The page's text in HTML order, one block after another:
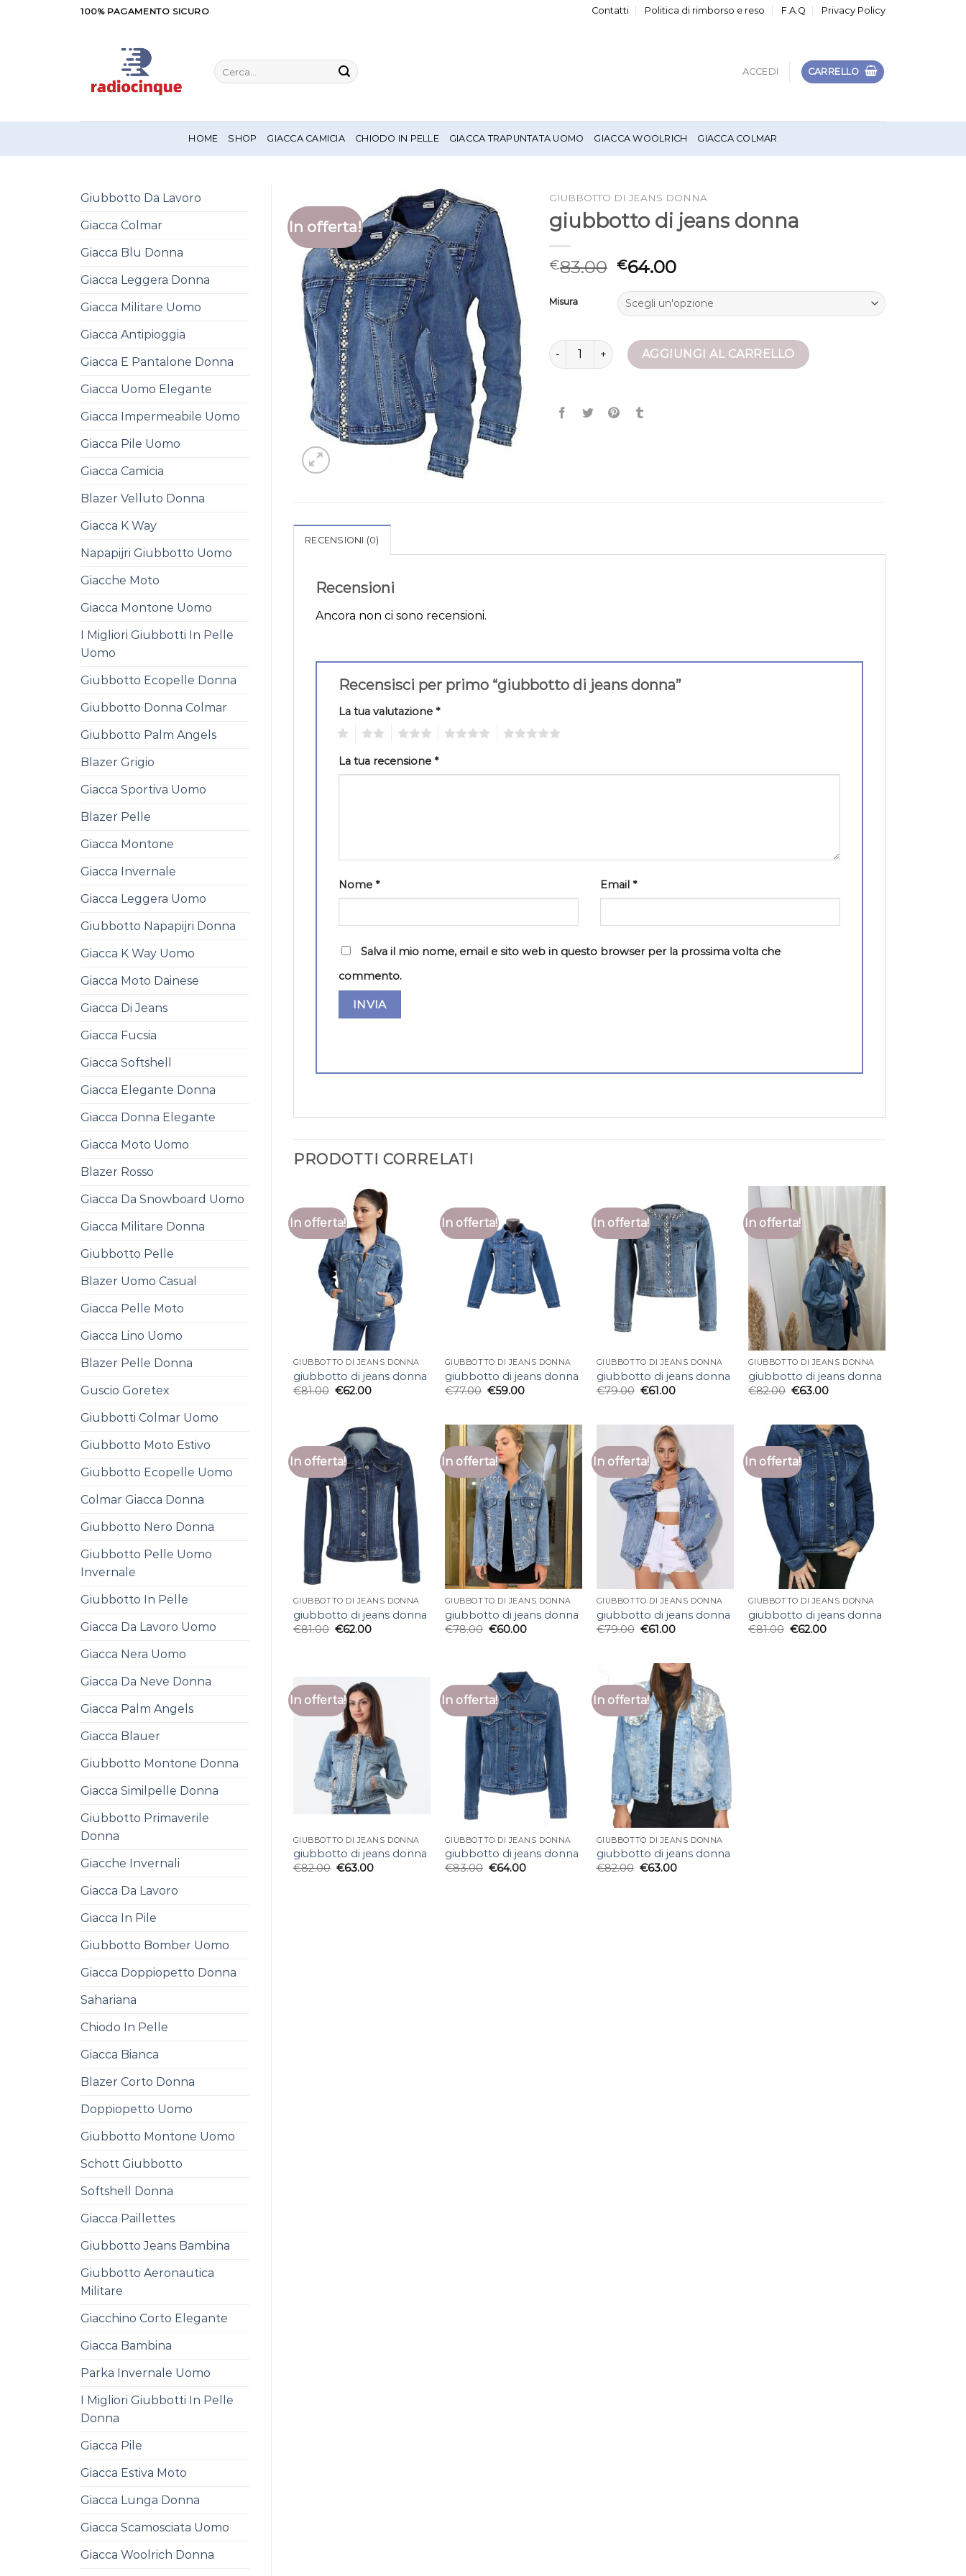
100% PAGAMENTO SICURO Contatti Politica di rimborso e reso F.A.Q Privacy Policy
Cerca:
ACCEDI CARRELLO
HOME SHOP GIACCA CAMICIA CHIODO IN PELLE GIACCA TRAPUNTATA UOMO GIACCA WOOLRICH GIACCA COLMAR
Giubbotto Da Lavoro
Giacca Colmar
Giacca Blu Donna
Giacca Leggera Donna
Giacca Militare Uomo
Giacca Antipioggia
Giacca E Pantalone Donna
Giacca Uomo Elegante
Giacca Impermeabile Uomo
Giacca Pile Uomo
Giacca Camicia
Blazer Velluto Donna
Giacca K Way
Napapijri Giubbotto Uomo
Giacche Moto
Giacca Montone Uomo
I Migliori Giubbotti In Pelle
Uomo
Giubbotto Ecopelle Donna
Giubbotto Donna Colmar
Giubbotto Palm Angels
Blazer Grigio
Giacca Sportiva Uomo
Blazer Pelle
Giacca Montone
Giacca Invernale
Giacca Leggera Uomo
Giubbotto Napapijri Donna
Giacca K Way Uomo
Giacca Moto Dainese
Giacca Di Jeans
Giacca Fucsia
Giacca Softshell
Giacca Elegante Donna
Giacca Donna Elegante
Giacca Moto Uomo
Blazer Rosso
Giacca Da Snowboard Uomo
Giacca Militare Donna
Giubbotto Pelle
Blazer Uomo Casual
Giacca Pelle Moto
Giacca Lino Uomo
Blazer Pelle Donna
Guscio Goretex
Giubbotti Colmar Uomo
Giubbotto Moto Estivo
Giubbotto Ecopelle Uomo
Colmar Giacca Donna
Giubbotto Nero Donna
Giubbotto Pelle Uomo
Invernale
Giubbotto In Pelle
Giacca Da Lavoro Uomo
Giacca Nera Uomo
Giacca Da Neve Donna
Giacca Palm Angels
Giacca Blauer
Giubbotto Montone Donna
Giacca Similpelle Donna
Giubbotto Primaverile
Donna
Giacche Invernali
Giacca Da Lavoro
Giacca In Pile
Giubbotto Bomber Uomo
Giacca Doppiopetto Donna
Sahariana
Chiodo In Pelle
Giacca Bianca
Blazer Corto Donna
Doppiopetto Uomo
Giubbotto Montone Uomo
Schott Giubbotto
Softshell Donna
Giacca Paillettes
Giubbotto Jeans Bambina
Giubbotto Aeronautica
Militare
Giacchino Corto Elegante
Giacca Bambina
Parka Invernale Uomo
I Migliori Giubbotti In Pelle
Donna
Giacca Pile
Giacca Estiva Moto
Giacca Lunga Donna
Giacca Scamosciata Uomo
Giacca Woolrich Donna
In offerta!
GIUBBOTTO DI JEANS DONNA
giubbotto di jeans donna
€83.00 €64.00
Misura
giubbotto di jeans donna quantità
AGGIUNGI AL CARRELLO
RECENSIONI (0)
Recensioni
Ancora non ci sono recensioni.
Recensisci per primo “giubbotto di jeans donna”
La tua valutazione *
La tua recensione *
Nome * Email *
Salva il mio nome, email e sito web in questo browser per la prossima volta che
commento.
PRODOTTI CORRELATI
In offerta!
GIUBBOTTO DI JEANS DONNA
giubbotto di jeans donna
€81.00 €62.00
In offerta!
GIUBBOTTO DI JEANS DONNA
giubbotto di jeans donna
€77.00 €59.00
In offerta!
GIUBBOTTO DI JEANS DONNA
giubbotto di jeans donna
€79.00 €61.00
In offerta!
GIUBBOTTO DI JEANS DONNA
giubbotto di jeans donna
€82.00 €63.00
In offerta!
GIUBBOTTO DI JEANS DONNA
giubbotto di jeans donna
€81.00 €62.00
In offerta!
GIUBBOTTO DI JEANS DONNA
giubbotto di jeans donna
€78.00 €60.00
In offerta!
GIUBBOTTO DI JEANS DONNA
giubbotto di jeans donna
€79.00 €61.00
In offerta!
GIUBBOTTO DI JEANS DONNA
giubbotto di jeans donna
€81.00 €62.00
In offerta!
GIUBBOTTO DI JEANS DONNA
giubbotto di jeans donna
€82.00 €63.00
In offerta!
GIUBBOTTO DI JEANS DONNA
giubbotto di jeans donna
€83.00 €64.00
In offerta!
GIUBBOTTO DI JEANS DONNA
giubbotto di jeans donna
€82.00 €63.00